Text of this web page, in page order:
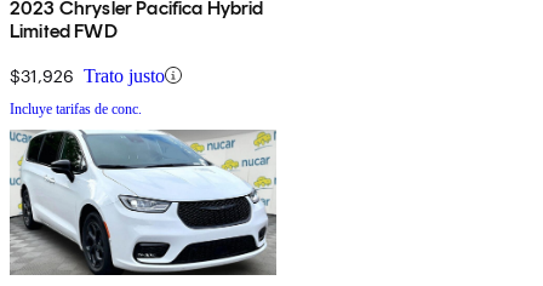
2023 Chrysler Pacifica Hybrid
Limited FWD
$31,926 Trato justo
Incluye tarifas de conc.